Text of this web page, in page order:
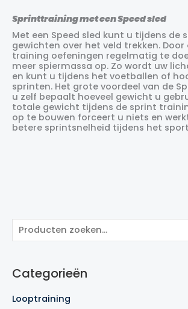
o
k
e
Categorieën
Looptraining
Sprinttraining met een Speed sled
Met een Speed sled kunt u tijdens de
gewichten over het veld trekken. Door
training oefeningen regelmatig te
meer spiermassa op. Zo wordt uw
en kunt u tijdens het voetballen of
sprinten. Het grote voordeel van de
u zelf bepaalt hoeveel gewicht u
totale gewicht tijdens de sprint
op te bouwen forceert u niets en
betere sprintsnelheid tijdens het